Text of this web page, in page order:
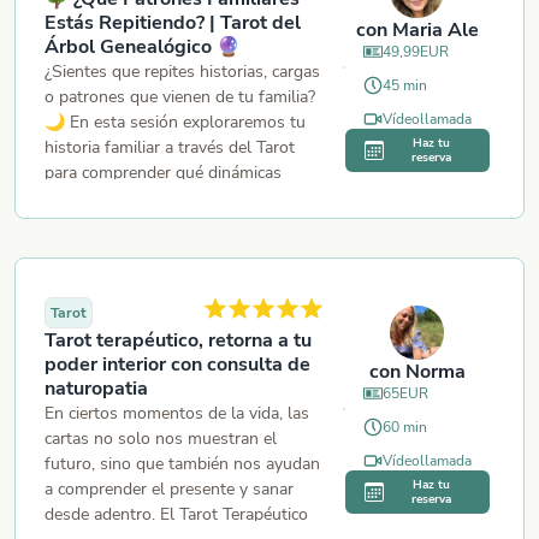
se convierte en una puerta abierta
para tomar decisiones con más
seguridad, activar tu magnetismo y
aprovechar tu energía creadora al
máximo. Por favor asiste con
puntualidad para evitar retrasos y
recuerda estar en un lugar tranquilo
con la lectura
situación y leemos juntos lo que las
cartas tienen para ti. También se leen
relaciones abiertas y situaciones no
monógamas.
Estás Repitiendo? | Tarot del
Árbol Genealógico 🔮
¿Sientes que repites historias, cargas
o patrones que vienen de tu familia?
🌙 En esta sesión exploraremos tu
historia familiar a través del Tarot
para comprender qué dinámicas
en tu vida actual. 🔮 Veremos: 🌿
aprendizajes del linaje 💞 Relaciones
familiares clave 🚪 Bloqueos
generacionales que necesitas
comprender ✨ Orientación para
transformar lo que ya no quieres
seguir cargando Incluye una lectura
detallada durante la sesión y hasta 5
preguntas específicas sobre tu árbol
familiar. 📩 Envíame tu nombre,
fecha de nacimiento y las preguntas
con Maria Ale
49,99EUR
45min
Vídeollamada
Haz tu
reserva
Tarot
Tarot terapéutico, retorna a tu
poder interior con consulta de
naturopatia
En ciertos momentos de la vida, las
cartas no solo nos muestran el
futuro, sino que también nos ayudan
a comprender el presente y sanar
desde adentro. El Tarot Terapéutico
con Norma
65EUR
60min
Vídeollamada
Haz tu
reserva